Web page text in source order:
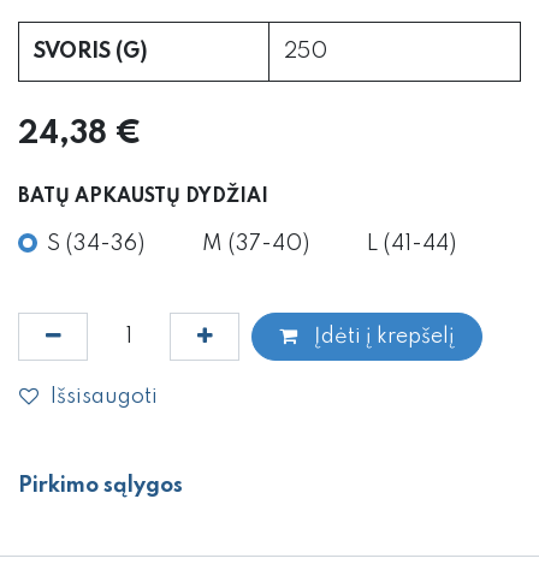
SVORIS (G) 250
24,38 €
BATŲ APKAUSTŲ DYDŽIAI
S (34-36) M (37-40) L (41-44)
Įdėti į krepšelį
Išsisaugoti
Pirkimo sąlygos